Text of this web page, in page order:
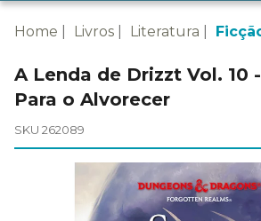
Home Livros Literatura
A Lenda de Drizzt Vol. 10
Para o Alvorecer
SKU 262089